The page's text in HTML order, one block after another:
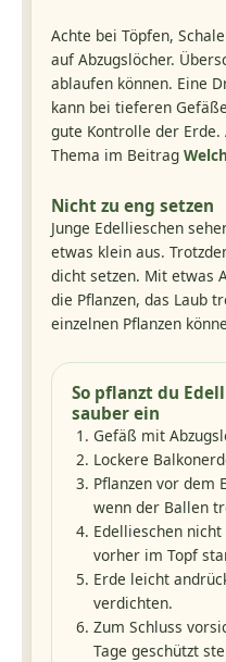
Achte bei Töpfen,
auf Abzugslöcher.
ablaufen können. Eine
kann bei tieferen
gute Kontrolle der
Thema im Beitrag
Nicht zu eng setzen
Junge Edellieschen
etwas klein aus.
dicht setzen. Mit etwas
die Pflanzen, das Laub
einzelnen Pflanzen
So pflanzt du
sauber ein
Gefäß mit
Lockere
Pflanzen vor dem
wenn der Ballen
Edellieschen
vorher im Topf
Erde leicht
verdichten.
Zum Schluss
Tage geschützt